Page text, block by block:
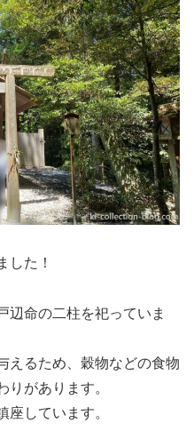
した！
辺命の二柱を祀っていま
えるため、穀物などの食物
りがあります。
座しています。